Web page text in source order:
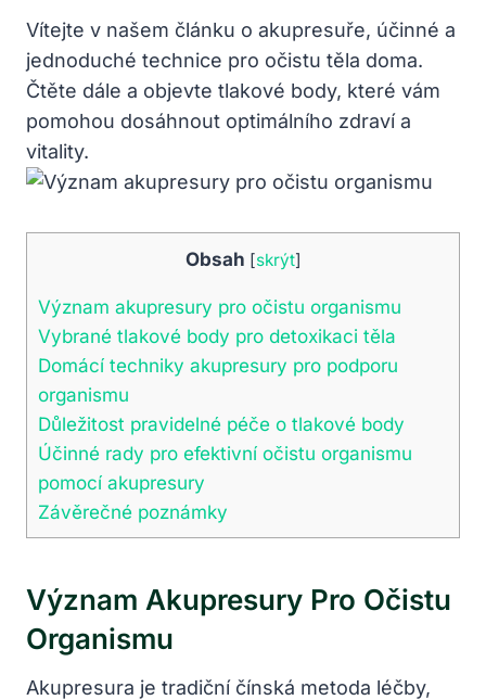
Vítejte v našem článku o akupresuře, účinné a
jednoduché technice pro očistu těla doma.
Čtěte dále a objevte tlakové body, které vám
pomohou dosáhnout optimálního zdraví a
vitality.
Obsah [skrýt]
Význam akupresury pro očistu organismu
Vybrané tlakové body pro detoxikaci těla
Domácí techniky akupresury pro podporu
organismu
Důležitost pravidelné péče o tlakové body
Účinné rady pro efektivní očistu organismu
pomocí akupresury
Závěrečné poznámky
Význam Akupresury Pro Očistu
Organismu
Akupresura je tradiční čínská metoda léčby,